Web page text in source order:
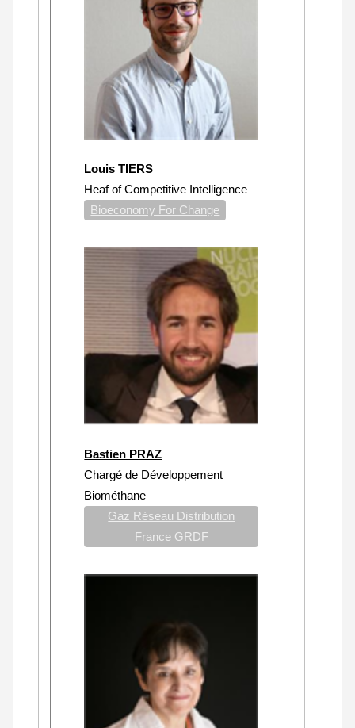
Louis TIERS
Heaf of Competitive Intelligence
Bioeconomy For Change
Bastien PRAZ
Chargé de Développement
Biométhane
Gaz Réseau Distribution
France GRDF